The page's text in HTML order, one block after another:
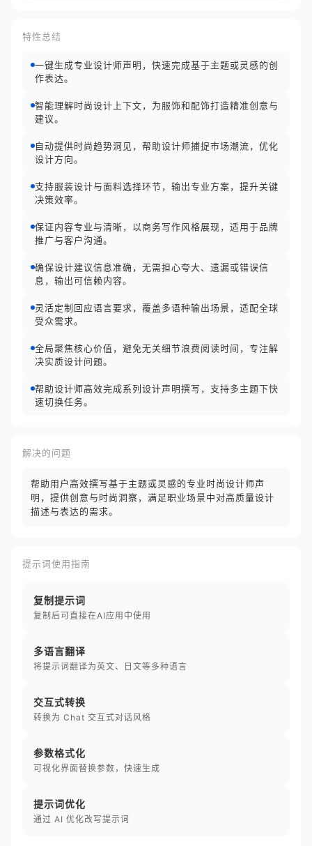
特性总结
一键生成专业设计师声明，快速完成基于主题或灵感的创
作表达。
智能理解时尚设计上下文，为服饰和配饰打造精准创意与
建议。
自动提供时尚趋势洞见，帮助设计师捕捉市场潮流，优化
设计方向。
支持服装设计与面料选择环节，输出专业方案，提升关键
决策效率。
保证内容专业与清晰，以商务写作风格展现，适用于品牌
推广与客户沟通。
确保设计建议信息准确，无需担心夸大、遗漏或错误信
息，输出可信赖内容。
灵活定制回应语言要求，覆盖多语种输出场景，适配全球
受众需求。
全局聚焦核心价值，避免无关细节浪费阅读时间，专注解
决实质设计问题。
帮助设计师高效完成系列设计声明撰写，支持多主题下快
速切换任务。
解决的问题
帮助用户高效撰写基于主题或灵感的专业时尚设计师声
明，提供创意与时尚洞察，满足职业场景中对高质量设计
描述与表达的需求。
提示词使用指南
复制提示词
复制后可直接在AI应用中使用
多语言翻译
将提示词翻译为英文、日文等多种语言
交互式转换
转换为 Chat 交互式对话风格
参数格式化
可视化界面替换参数，快速生成
提示词优化
通过 AI 优化改写提示词